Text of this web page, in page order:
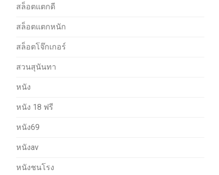
สล็อตแตกดี
สล็อตแตกหนัก
สล็อตโจ๊กเกอร์
สวนสุนันทา
หนัง
หนัง 18 ฟรี
หนัง69
หนังav
หนังชนโรง